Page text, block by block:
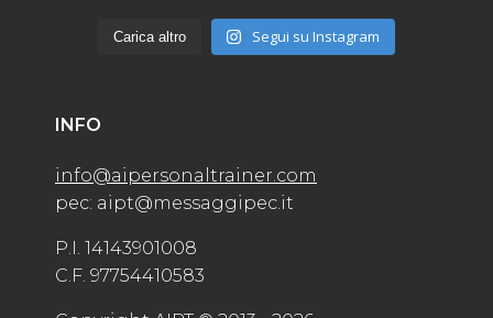
Carica altro Segui su Instagram
INFO
info@aipersonaltrainer.com
pec: aipt@messaggipec.it
P.I. 14143901008
C.F. 97754410583